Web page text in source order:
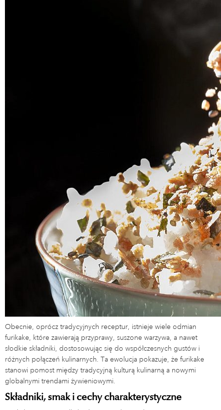
Obecnie, oprócz tradycyjnych receptur, istnieje wiele odmian
furikake, które zawierają przyprawy, suszone warzywa, a nawet
słodkie składniki, dostosowując się do współczesnych gustów i
różnych połączeń kulinarnych. Ta ewolucja pokazuje, że furikake
stanowi pomost między tradycyjną kulturą kulinarną a nowymi
globalnymi trendami żywieniowymi.
Składniki, smak i cechy charakterystyczne